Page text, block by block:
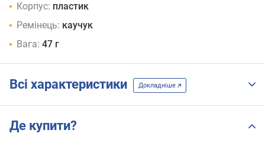
Корпус: пластик
Ремінець: каучук
Вага: 47 г
Всі характеристики Докладніше
Де купити?